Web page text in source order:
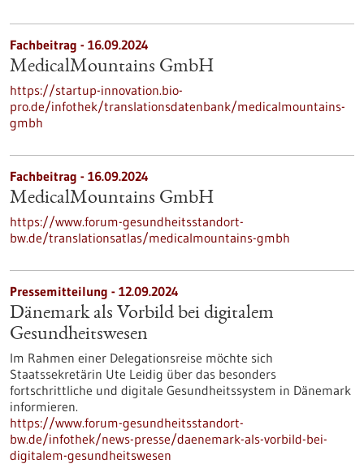
Fachbeitrag - 16.09.2024
MedicalMountains GmbH
https://startup-innovation.bio-
pro.de/infothek/translationsdatenbank/medicalmountains-
gmbh
Fachbeitrag - 16.09.2024
MedicalMountains GmbH
https://www.forum-gesundheitsstandort-
bw.de/translationsatlas/medicalmountains-gmbh
Pressemitteilung - 12.09.2024
Dänemark als Vorbild bei digitalem
Gesundheitswesen
Im Rahmen einer Delegationsreise möchte sich
Staatssekretärin Ute Leidig über das besonders
fortschrittliche und digitale Gesundheitssystem in Dänemark
informieren.
https://www.forum-gesundheitsstandort-
bw.de/infothek/news-presse/daenemark-als-vorbild-bei-
digitalem-gesundheitswesen